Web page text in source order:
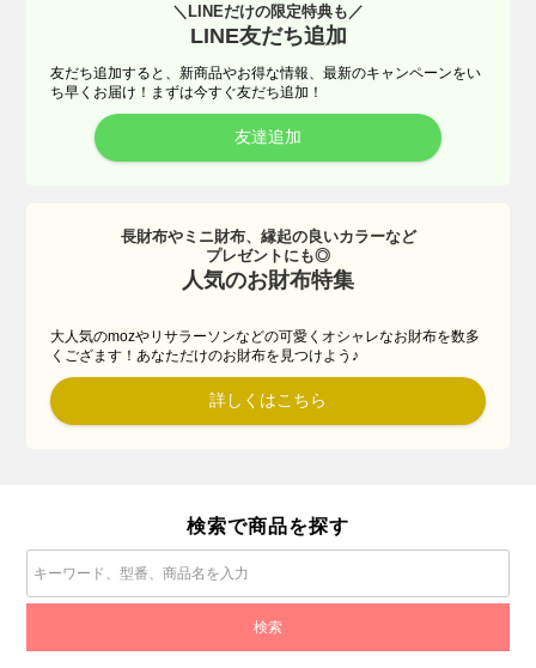
＼LINEだけの限定特典も／
LINE友だち追加
友だち追加すると、新商品やお得な情報、最新のキャンペーンをい
ち早くお届け！まずは今すぐ友だち追加！
友達追加
長財布やミニ財布、縁起の良いカラーなど
プレゼントにも◎
人気のお財布特集
大人気のmozやリサラーソンなどの可愛くオシャレなお財布を数多
くござます！あなただけのお財布を見つけよう♪
詳しくはこちら
検索で商品を探す